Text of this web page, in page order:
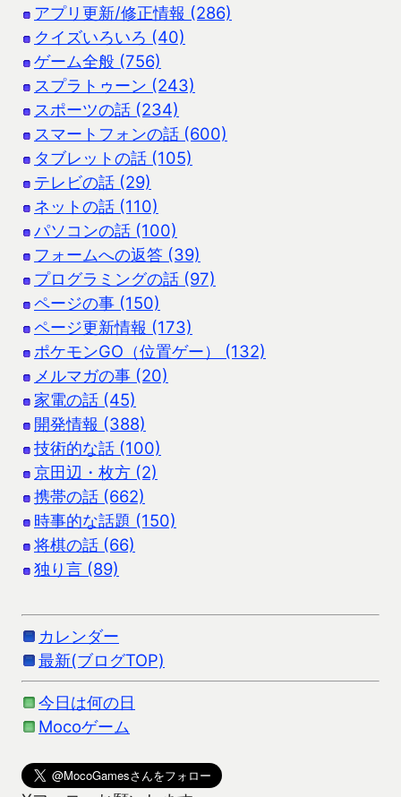
アプリ更新/修正情報 (286)
クイズいろいろ (40)
ゲーム全般 (756)
スプラトゥーン (243)
スポーツの話 (234)
スマートフォンの話 (600)
タブレットの話 (105)
テレビの話 (29)
ネットの話 (110)
パソコンの話 (100)
フォームへの返答 (39)
プログラミングの話 (97)
ページの事 (150)
ページ更新情報 (173)
ポケモンGO（位置ゲー） (132)
メルマガの事 (20)
家電の話 (45)
開発情報 (388)
技術的な話 (100)
京田辺・枚方 (2)
携帯の話 (662)
時事的な話題 (150)
将棋の話 (66)
独り言 (89)
カレンダー
最新(ブログTOP)
今日は何の日
Mocoゲーム